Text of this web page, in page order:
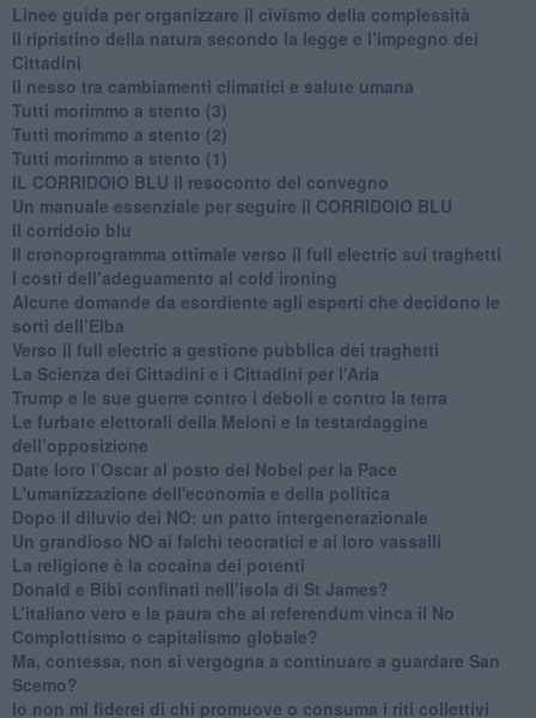
​Linee guida per organizzare il civismo della complessità
​Il ripristino della natura secondo la legge e l’impegno dei
Cittadini
Il nesso tra cambiamenti climatici e salute umana
Tutti morimmo a stento (3)
Tutti morimmo a stento (2)
​Tutti morimmo a stento (1)
IL CORRIDOIO BLU il resoconto del convegno
Un manuale essenziale per seguire il CORRIDOIO BLU
Il corridoio blu
​Il cronoprogramma ottimale verso il full electric sui traghetti
​I costi dell’adeguamento al cold ironing
Alcune domande da esordiente agli esperti che decidono le
sorti dell’Elba
Verso il full electric a gestione pubblica dei traghetti​
​La Scienza dei Cittadini e i Cittadini per l’Aria
Trump e le sue guerre contro i deboli e contro la terra
​Le furbate elettorali della Meloni e la testardaggine
dell’opposizione
​Date loro l’Oscar al posto del Nobel per la Pace
L'umanizzazione dell'economia e della politica
​Dopo il diluvio dei NO: un patto intergenerazionale
​Un grandioso NO ai falchi teocratici e ai loro vassalli
La religione è la cocaina dei potenti
Donald e Bibi confinati nell’isola di St James?
L’italiano vero e la paura che al referendum vinca il No
​Complottismo o capitalismo globale?
​Ma, contessa, non si vergogna a continuare a guardare San
Scemo?
​Io non mi fiderei di chi promuove o consuma i riti collettivi